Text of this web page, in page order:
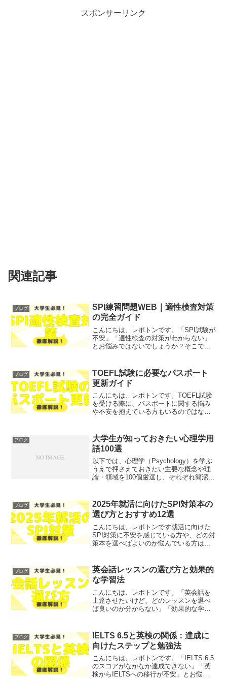
スポンサーリンク
関連記事
ブログ
SPI練習問題WEB｜適性検査対策
の完全ガイド
こんにちは、レポトンです。「SPI試験が
不安」「適性検査の対策がわからない」
とお悩みではないでしょうか？そこで今
は次のような人におすすめ！SPI試験に自
信が持てない...
ブログ
TOEFL試験に必要なパスポート
更新ガイド
こんにちは、レポトンです。TOEFL試験
を受ける際に、パスポートに関する悩み
や不安を抱えている方もいるのではない
方が多いと思います。そこで今回は、
TOEFL試験に必要な...
ブログ
大学生が知っておきたい心理学用
語100選
以下では、心理学（Psychology）を学ぶ
うえで押さえておきたい主要な概念や理
論・領域を100個厳選し、それぞれ簡潔に
社会学・教育学など様々な領域と密接に
かかわって...
ブログ
2025年就活に向けたSPI対策本の
選び方とおすすめ12選
こんにちは、レポトンです就活に向けた
SPI対策に不安を感じている方や、どの対
策本を選べばよいのか悩んでいる方はい
方とおすすめの書籍について、わかりや
すく解説します！...
ブログ
英会話レッスンの選び方と効果的
な学習法
こんにちは、レポトンです。「英会話を
上達させたいけど、どのレッスンを選べ
ば良いのか分からない」「効果的な学習
選び方と効果的な学習法について、わか
りやすく解説します！レポ...
ブログ
IELTS 6.5と英検の関係：達成に
向けたステップと勉強法
こんにちは、レポトンです。「IELTS 6.5
のスコアがなかなか達成できない」「英
検からIELTSへの移行が不安」とお悩み